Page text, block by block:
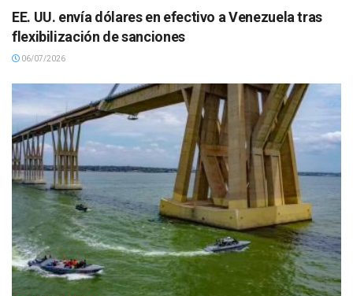
EE. UU. envía dólares en efectivo a Venezuela tras
flexibilización de sanciones
06/07/2026